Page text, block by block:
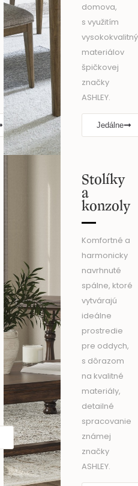
domova,
s využitím
materiálov
špičkovej
značky
ASHLEY.
Jedálne
Stolíky
a
konzoly
Komfortné a
harmonicky
navrhnuté
spálne, ktoré
vytvárajú
ideálne
prostredie
pre oddych,
s dôrazom
na kvalitné
materiály,
detailné
spracovanie
známej
značky
ASHLEY.